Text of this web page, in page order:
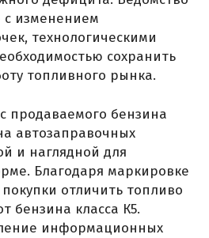
с изменением
технологическими
сохранить
топливного рынка.
продаваемого бензина
автозаправочных
и наглядной для
Благодаря маркировке
отличить топливо
бензина класса К5.
информационных